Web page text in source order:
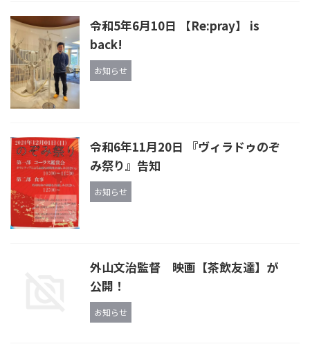
令和5年6月10日 【Re:pray】 is
back!
お知らせ
令和6年11月20日 『ヴィラドゥのぞ
み祭り』告知
お知らせ
外山文治監督 映画【茶飲友達】が
公開！
お知らせ